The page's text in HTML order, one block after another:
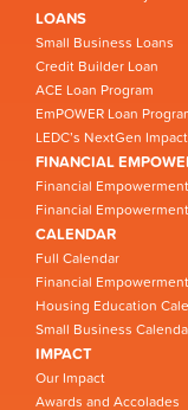
LOANS
Small Business Loans
Credit Builder Loan
ACE Loan Program
EmPOWER Loan
LEDC’s NextGen
FINANCIAL
Financial
Financial
CALENDAR
Full Calendar
Financial
Housing Education
Small Business
IMPACT
Our Impact
Awards and Accolades